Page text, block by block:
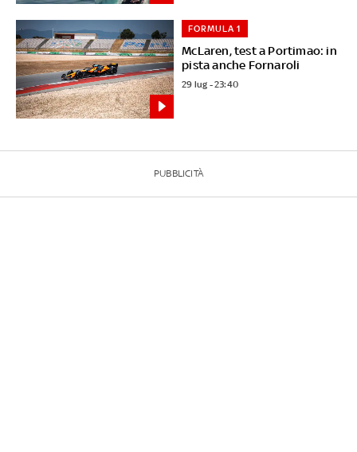
McLaren, test a Portimao: in
pista anche Fornaroli
FORMULA 1
29 lug - 23:40
PUBBLICITÀ